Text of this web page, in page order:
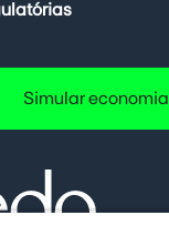
Simular economia